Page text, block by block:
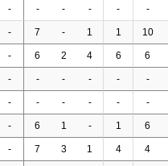
- - - - - -
- 7 - 1 1 10
- 6 2 4 6 6
- - - - - -
- - - - - -
- 6 1 - 1 6
- 7 3 1 4 4